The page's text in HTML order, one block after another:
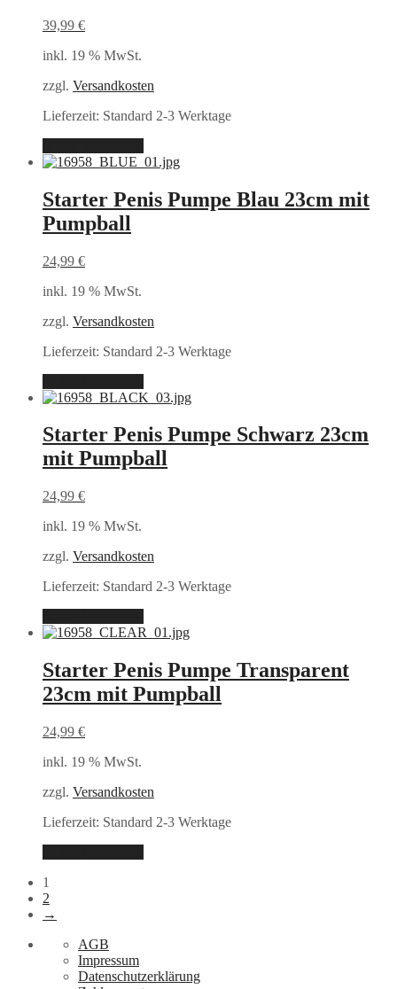
39,99 €
inkl. 19 % MwSt.
zzgl. Versandkosten
Lieferzeit: Standard 2-3 Werktage
Starter Penis Pumpe Blau 23cm mit
Pumpball
24,99 €
inkl. 19 % MwSt.
zzgl. Versandkosten
Lieferzeit: Standard 2-3 Werktage
Starter Penis Pumpe Schwarz 23cm
mit Pumpball
24,99 €
inkl. 19 % MwSt.
zzgl. Versandkosten
Lieferzeit: Standard 2-3 Werktage
Starter Penis Pumpe Transparent
23cm mit Pumpball
24,99 €
inkl. 19 % MwSt.
zzgl. Versandkosten
Lieferzeit: Standard 2-3 Werktage
1
2
→
AGB
Impressum
Datenschutzerklärung